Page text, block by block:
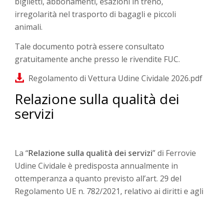
irregolarità nel trasporto di bagagli e piccoli
animali.
Tale documento potrà essere consultato
gratuitamente anche presso le rivendite FUC.
Regolamento di Vettura Udine Cividale 2026.pdf
Relazione sulla qualità dei
servizi
La “Relazione sulla qualità dei servizi” di Ferrovie
Udine Cividale è predisposta annualmente in
ottemperanza a quanto previsto all’art. 29 del
Regolamento UE n. 782/2021, relativo ai diritti e agli